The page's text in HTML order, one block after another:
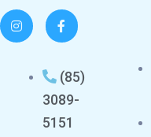
(85)
3089-
5151